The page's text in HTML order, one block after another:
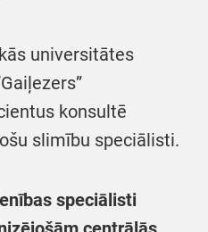
universitātes
konsultē
slimību speciālisti.
speciālisti